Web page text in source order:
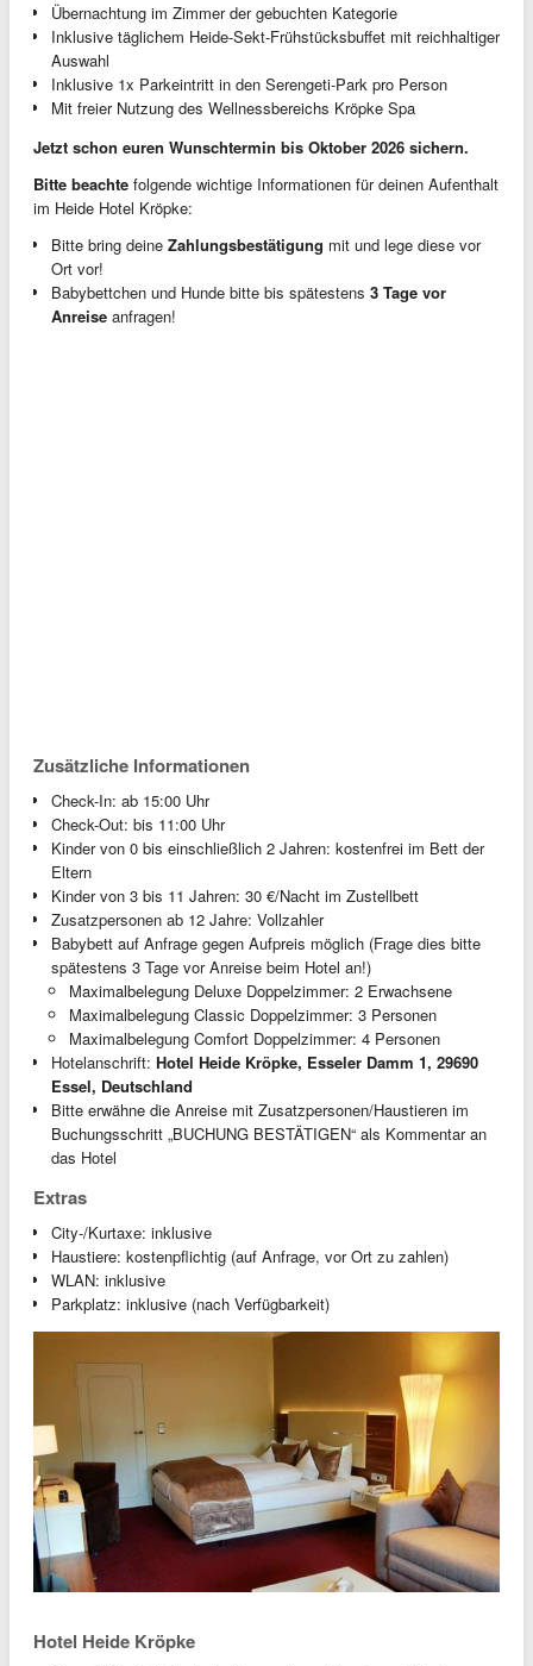
Übernachtung im Zimmer der gebuchten Kategorie
Inklusive täglichem Heide-Sekt-Frühstücksbuffet mit reichhaltiger
Auswahl
Inklusive 1x Parkeintritt in den Serengeti-Park pro Person
Mit freier Nutzung des Wellnessbereichs Kröpke Spa
Jetzt schon euren Wunschtermin bis Oktober 2026 sichern.
Bitte beachte folgende wichtige Informationen für deinen Aufenthalt
im Heide Hotel Kröpke:
Bitte bring deine Zahlungsbestätigung mit und lege diese vor
Ort vor!
Babybettchen und Hunde bitte bis spätestens 3 Tage vor
Anreise anfragen!
Zusätzliche Informationen
Check-In: ab 15:00 Uhr
Check-Out: bis 11:00 Uhr
Kinder von 0 bis einschließlich 2 Jahren: kostenfrei im Bett der
Eltern
Kinder von 3 bis 11 Jahren: 30 €/Nacht im Zustellbett
Zusatzpersonen ab 12 Jahre: Vollzahler
Babybett auf Anfrage gegen Aufpreis möglich (Frage dies bitte
spätestens 3 Tage vor Anreise beim Hotel an!)
Maximalbelegung Deluxe Doppelzimmer: 2 Erwachsene
Maximalbelegung Classic Doppelzimmer: 3 Personen
Maximalbelegung Comfort Doppelzimmer: 4 Personen
Hotelanschrift: Hotel Heide Kröpke, Esseler Damm 1, 29690
Essel, Deutschland
Bitte erwähne die Anreise mit Zusatzpersonen/Haustieren im
Buchungsschritt „BUCHUNG BESTÄTIGEN“ als Kommentar an
das Hotel
Extras
City-/Kurtaxe: inklusive
Haustiere: kostenpflichtig (auf Anfrage, vor Ort zu zahlen)
WLAN: inklusive
Parkplatz: inklusive (nach Verfügbarkeit)
Hotel Heide Kröpke